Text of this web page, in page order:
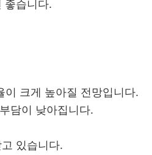
좋습니다.
이 크게 높아질 전망입니다.
담이 낮아집니다.
있습니다.